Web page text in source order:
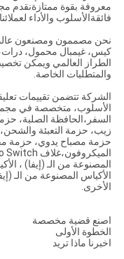
معروفة بقوة ممتازةنقدم
فائقةالأسلوب والأداء
كيس، غيمبال محمول،
الطراز العالمي ويمكن
والمتطلبات الخاصة.
الشركة تتضمن تقييمات
السفر،الحافظة الصلبة،
زيب، حزمة التعبئة
حزمة مصباح يدوي، حزمة
المصنوعة من الـ (إيفا) ،
الأكياس المصنوعة من الـ
الأخرى.
اصنع قضية مخصصة
الخطوة الأولى
اخبرنا ماذا تريد